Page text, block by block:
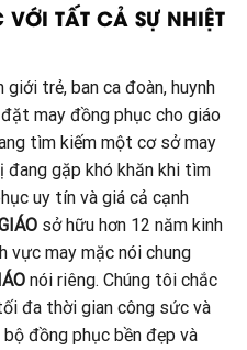
TẤT CẢ SỰ NHIỆT
giới trẻ, ban ca đoàn, huynh
may đồng phục cho giáo
tìm kiếm một cơ sở may
đang gặp khó khăn khi tìm
uy tín và giá cả cạnh
sở hữu hơn 12 năm kinh
vực may mặc nói chung
nói riêng. Chúng tôi chắc
đa thời gian công sức và
đồng phục bền đẹp và